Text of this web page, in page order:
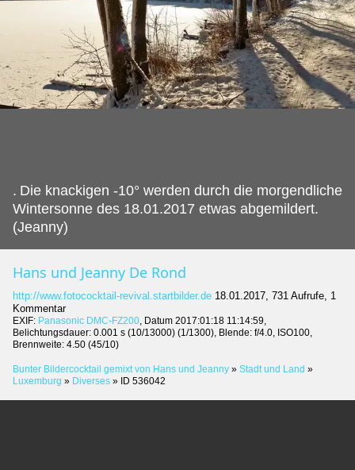
. Die knackigen -10° werden durch die morgendliche
Wintersonne des 18.01.2017 etwas abgemildert.
(Jeanny)
Hans und Jeanny De Rond
http://www.fotococktail-revival.startbilder.de 18.01.2017, 731 Aufrufe, 1
Kommentar
EXIF: Panasonic DMC-FZ200, Datum 2017:01:18 11:14:59,
Belichtungsdauer: 0.001 s (10/13000) (1/1300), Blende: f/4.0, ISO100,
Brennweite: 4.50 (45/10)
Bunter Bildercocktail gemixt von Hans und Jeanny » Stadt und Land »
Luxemburg » Diverses » ID 536042